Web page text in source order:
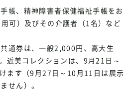
帳、精神障害者保健福祉手帳をお
可）及びその介護者（1名）など
通券は、一般2,000円、高大生
近美コレクションは、9月21日～
ます（9月27日～10月11日は展示
せん）。